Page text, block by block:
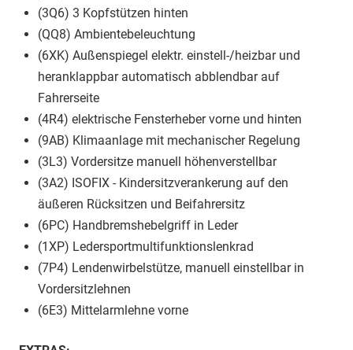
(3Q6) 3 Kopfstützen hinten
(QQ8) Ambientebeleuchtung
(6XK) Außenspiegel elektr. einstell-/heizbar und
heranklappbar automatisch abblendbar auf
Fahrerseite
(4R4) elektrische Fensterheber vorne und hinten
(9AB) Klimaanlage mit mechanischer Regelung
(3L3) Vordersitze manuell höhenverstellbar
(3A2) ISOFIX - Kindersitzverankerung auf den
äußeren Rücksitzen und Beifahrersitz
(6PC) Handbremshebelgriff in Leder
(1XP) Ledersportmultifunktionslenkrad
(7P4) Lendenwirbelstütze, manuell einstellbar in
Vordersitzlehnen
(6E3) Mittelarmlehne vorne